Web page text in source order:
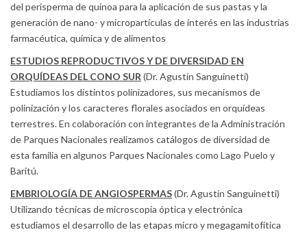
del perisperma de quinoa para la aplicación de sus pastas y la
generación de nano- y micropartículas de interés en las industrias
farmacéutica, química y de alimentos
ESTUDIOS REPRODUCTIVOS Y DE DIVERSIDAD EN
ORQUÍDEAS DEL CONO SUR (Dr. Agustín Sanguinetti)
Estudiamos los distintos polinizadores, sus mecanismos de
polinización y los caracteres florales asociados en orquídeas
terrestres. En colaboración con integrantes de la Administración
de Parques Nacionales realizamos catálogos de diversidad de
esta familia en algunos Parques Nacionales como Lago Puelo y
Baritú.
EMBRIOLOGÍA DE ANGIOSPERMAS(Dr. Agustín Sanguinetti)
Utilizando técnicas de microscopía óptica y electrónica
estudiamos el desarrollo de las etapas micro y megagamitofítica